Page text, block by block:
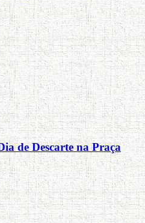
de Descarte na Praça